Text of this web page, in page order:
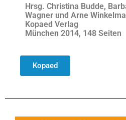
Hrsg. Christina Budde,
Wagner und Arne
Kopaed Verlag
München 2014, 148 Seiten
Kopaed